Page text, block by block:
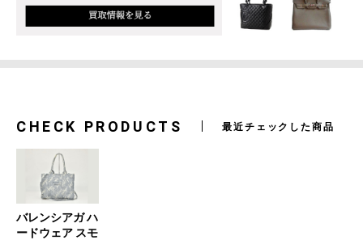
CHECK PRODUCTS 最近チェックした商品
バレンシアガ ハ
ードウェア スモ